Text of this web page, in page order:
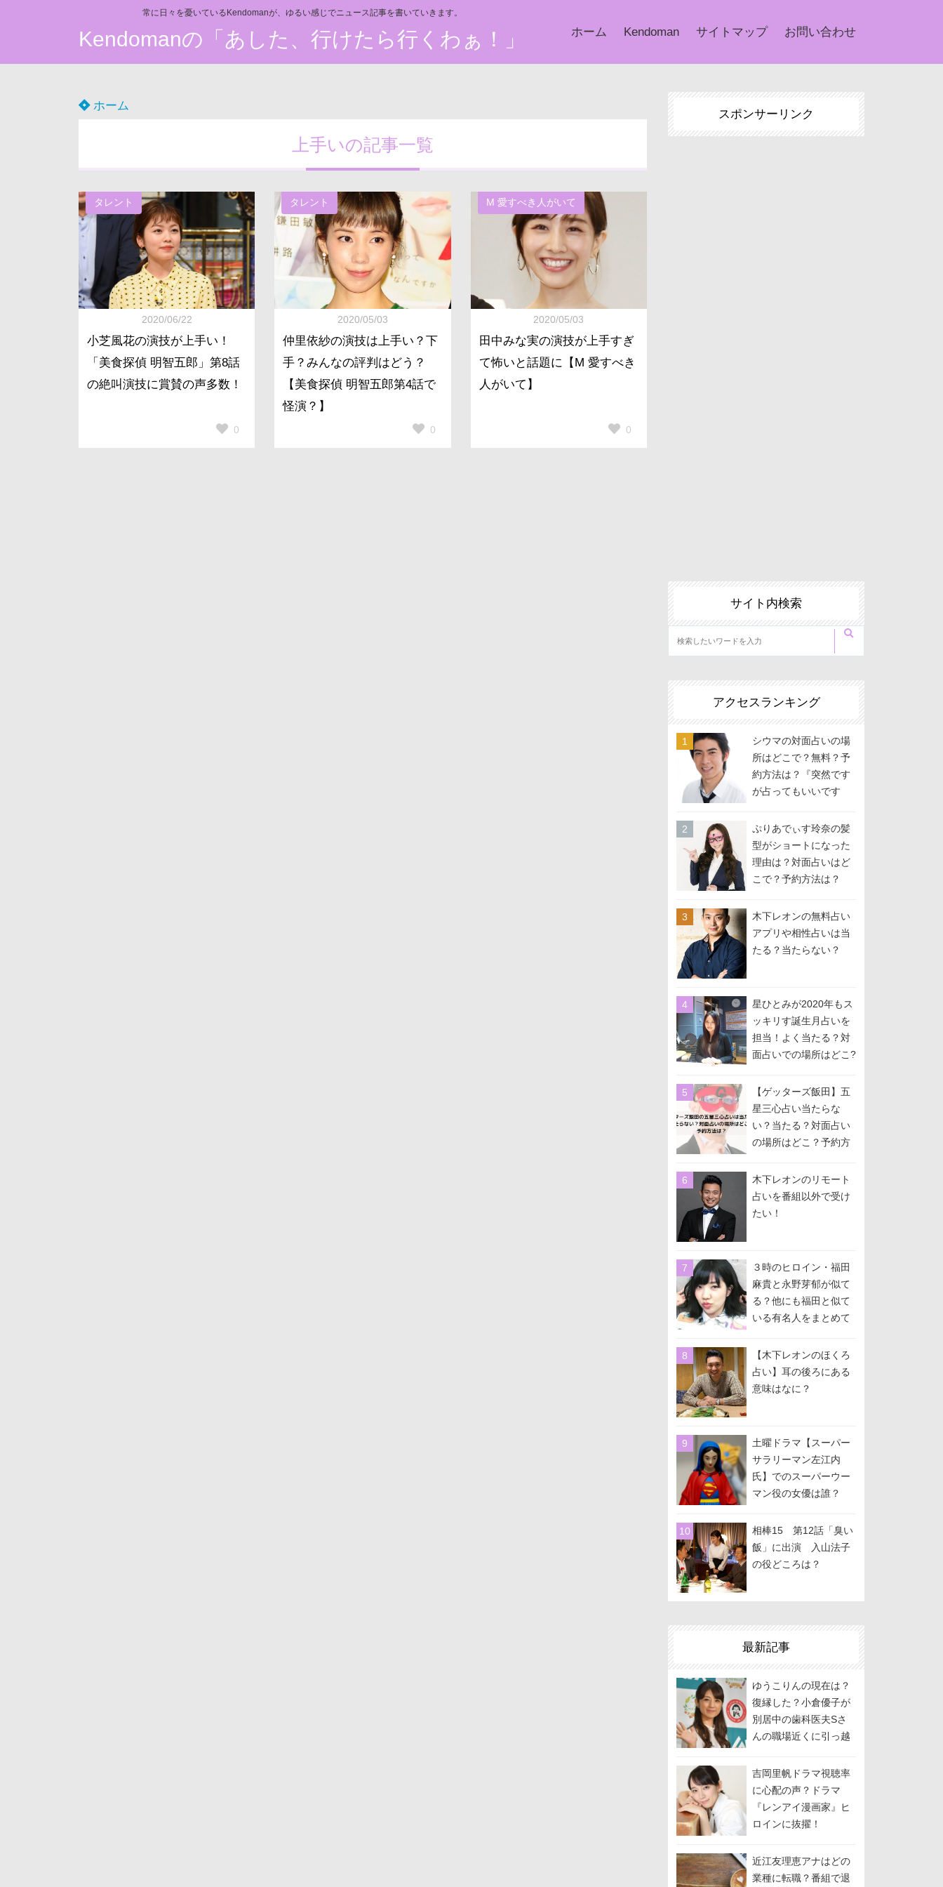
常に日々を憂いているKendomanが、ゆるい感じでニュース記事を書いていきます。
Kendomanの「あした、行けたら行くわぁ！」 ホーム Kendoman サイトマップ お問い合わせ
ホーム
上手いの記事一覧
タレント
2020/06/22
小芝風花の演技が上手い！
「美食探偵 明智五郎」第8話
の絶叫演技に賞賛の声多数！
0
タレント
2020/05/03
仲里依紗の演技は上手い？下
手？みんなの評判はどう？
【美食探偵 明智五郎第4話で
怪演？】
0
M 愛すべき人がいて
2020/05/03
田中みな実の演技が上手すぎ
て怖いと話題に【M 愛すべき
人がいて】
0
スポンサーリンク
サイト内検索
アクセスランキング
シウマの対面占いの場
所はどこで？無料？予
約方法は？『突然です
が占ってもいいです
ぷりあでぃす玲奈の髪
型がショートになった
理由は？対面占いはど
こで？予約方法は？
木下レオンの無料占い
アプリや相性占いは当
たる？当たらない？
星ひとみが2020年もス
ッキリす誕生月占いを
担当！よく当たる？対
面占いでの場所はどこ?
【ゲッターズ飯田】五
星三心占い当たらな
い？当たる？対面占い
の場所はどこ？予約方
木下レオンのリモート
占いを番組以外で受け
たい！
３時のヒロイン・福田
麻貴と永野芽郁が似て
る？他にも福田と似て
いる有名人をまとめて
【木下レオンのほくろ
占い】耳の後ろにある
意味はなに？
土曜ドラマ【スーパー
サラリーマン左江内
氏】でのスーパーウー
マン役の女優は誰？
相棒15 第12話「臭い
飯」に出演 入山法子
の役どころは？
最新記事
ゆうこりんの現在は？
復縁した？小倉優子が
別居中の歯科医夫Sさ
んの職場近くに引っ越
索？
吉岡里帆ドラマ視聴率
に心配の声？ドラマ
『レンアイ漫画家』ヒ
ロインに抜擢！
近江友理恵アナはどの
業種に転職？番組で退